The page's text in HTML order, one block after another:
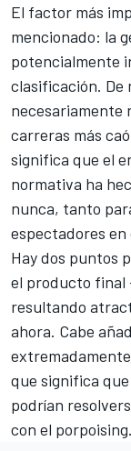
El factor más
mencionado: la
potencialmente
clasificación. De
necesariamente
carreras más
significa que el
normativa ha
nunca, tanto
espectadores en
Hay dos puntos
el producto final
resultando
ahora. Cabe
que significa
podrían
con el porpoising.